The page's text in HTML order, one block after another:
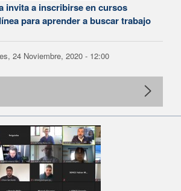
invita a inscribirse en cursos
para aprender a buscar trabajo
24 Noviembre, 2020 - 12:00